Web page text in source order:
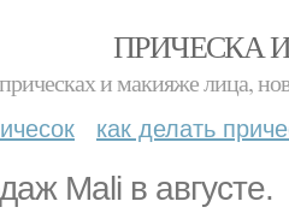
ПРИЧЕСКА
и макияже лица,
как делать
Mali в августе.